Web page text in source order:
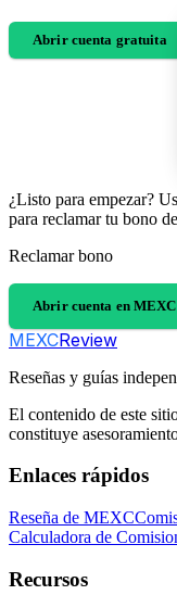
Abrir cuenta gratuita
¿Listo para empezar?
para reclamar tu bono
Reclamar bono
Abrir cuenta en MEXC
MEXCReview
Reseñas y guías
El contenido de este
constituye
Enlaces rápidos
Reseña de MEXC
Calculadora de
Recursos